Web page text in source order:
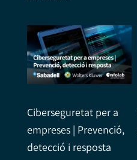
Ciberseguretat per a
empreses | Prevenció,
detecció i resposta